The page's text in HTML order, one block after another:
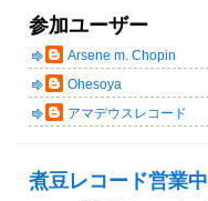
参加ユーザー
Arsene m. Chopin
Ohesoya
アマデウスレコード
煮豆レコード営業中